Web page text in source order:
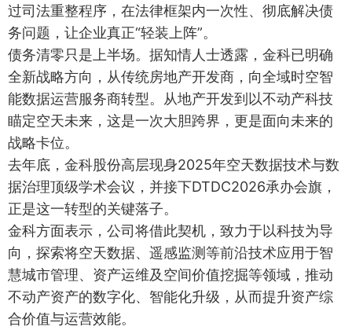
过司法重整程序，在法律框架内一次性、彻底解决债
务问题，让企业真正“轻装上阵”。
债务清零只是上半场。据知情人士透露，金科已明确
全新战略方向，从传统房地产开发商，向全域时空智
能数据运营服务商转型。从地产开发到以不动产科技
瞄定空天未来，这是一次大胆跨界，更是面向未来的
战略卡位。
去年底，金科股份高层现身2025年空天数据技术与数
据治理顶级学术会议，并接下DTDC2026承办会旗，
正是这一转型的关键落子。
金科方面表示，公司将借此契机，致力于以科技为导
向，探索将空天数据、遥感监测等前沿技术应用于智
慧城市管理、资产运维及空间价值挖掘等领域，推动
不动产资产的数字化、智能化升级，从而提升资产综
合价值与运营效能。